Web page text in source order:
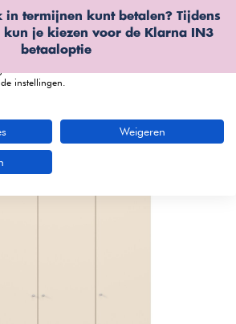
in termijnen kunt betalen? Tijdens
kun je kiezen voor de Klarna IN3
betaaloptie
Bekijk productvideo
analyse van onze bezoekersgegevens, om
gepersonaliseerde inhoud te tonen en om u een
instellingen.
Weigeren